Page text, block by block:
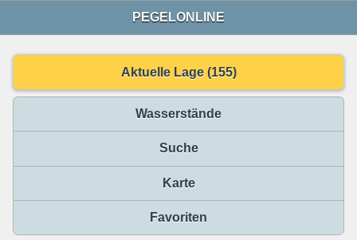
PEGELONLINE
Aktuelle Lage (155)
Wasserstände
Suche
Karte
Favoriten